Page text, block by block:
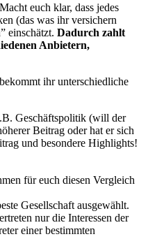
euch klar, dass jedes
(das was ihr versichern
einschätzt. Dadurch zahlt
Anbietern,
ihr unterschiedliche
Geschäftspolitik (will der
Beitrag oder hat er sich
und besondere Highlights!
für euch diesen Vergleich
Gesellschaft ausgewählt.
nur die Interessen der
einer bestimmten